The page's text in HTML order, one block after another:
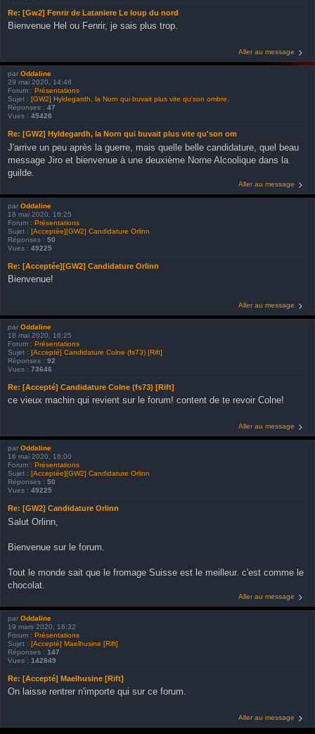
Re: [Gw2] Fenrir de Lataniere Le loup du nord
Bienvenue Hel ou Fenrir, je sais plus trop.
Aller au message
par Oddaline
29 mai 2020, 14:48
Forum : Présentations
Sujet : [GW2] Hyldegardh, la Norn qui buvait plus vite qu'son ombre.
Réponses : 47
Vues : 45428
Re: [GW2] Hyldegardh, la Norn qui buvait plus vite qu'son om
J'arrive un peu après la guerre, mais quelle belle candidature, quel beau
message Jiro et bienvenue à une deuxième Norne Alcoolique dans la
guilde.
Aller au message
par Oddaline
18 mai 2020, 16:25
Forum : Présentations
Sujet : [Acceptée][GW2] Candidature Orlinn
Réponses : 50
Vues : 49225
Re: [Acceptée][GW2] Candidature Orlinn
Bienvenue!
Aller au message
par Oddaline
18 mai 2020, 16:25
Forum : Présentations
Sujet : [Accepté] Candidature Colne (fs73) [Rift]
Réponses : 92
Vues : 73646
Re: [Accepté] Candidature Colne (fs73) [Rift]
ce vieux machin qui revient sur le forum! content de te revoir Colne!
Aller au message
par Oddaline
16 mai 2020, 16:00
Forum : Présentations
Sujet : [Acceptée][GW2] Candidature Orlinn
Réponses : 50
Vues : 49225
Re: [GW2] Candidature Orlinn
Salut Orlinn,
Bienvenue sur le forum.
Tout le monde sait que le fromage Suisse est le meilleur. c'est comme le
chocolat.
Aller au message
par Oddaline
19 mars 2020, 16:32
Forum : Présentations
Sujet : [Accepté] Maelhusine [Rift]
Réponses : 147
Vues : 142849
Re: [Accepté] Maelhusine [Rift]
On laisse rentrer n'importe qui sur ce forum.
Aller au message